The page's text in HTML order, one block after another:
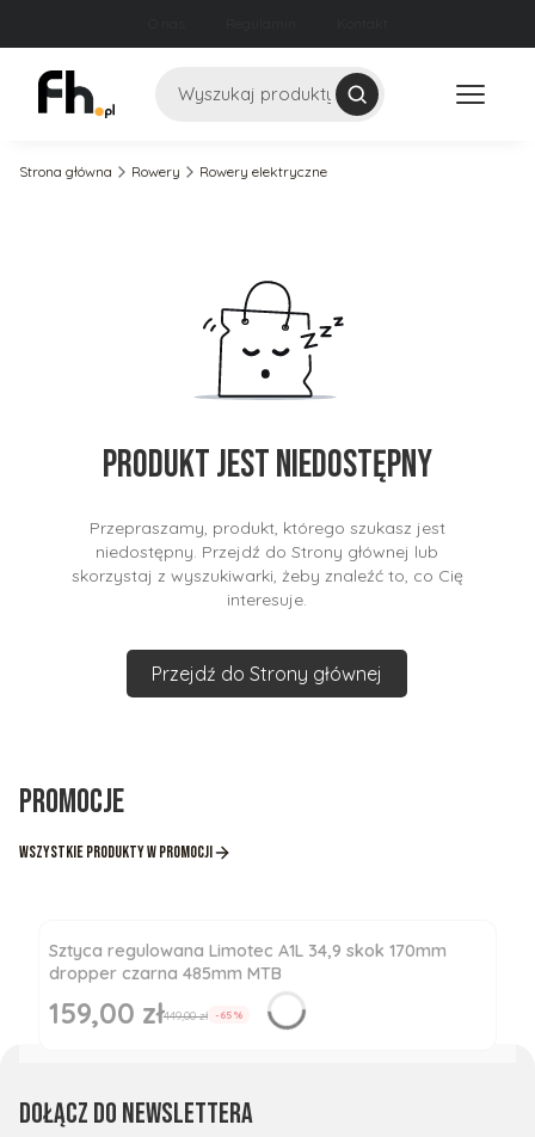
Szukaj
Strona główna Rowery Rowery elektryczne
Produkt jest niedostępny
Przepraszamy, produkt, którego szukasz jest
niedostępny. Przejdź do Strony głównej lub
skorzystaj z wyszukiwarki, żeby znaleźć to, co Cię
interesuje.
Przejdź do Strony głównej
Promocje
Wszystkie produkty w promocji
Sztyca regulowana Limotec A1L 34,9 skok 170mm
dropper czarna 485mm MTB
Cena promocyjna
159,00 zł449,00 zł -65%
Dołącz do newslettera